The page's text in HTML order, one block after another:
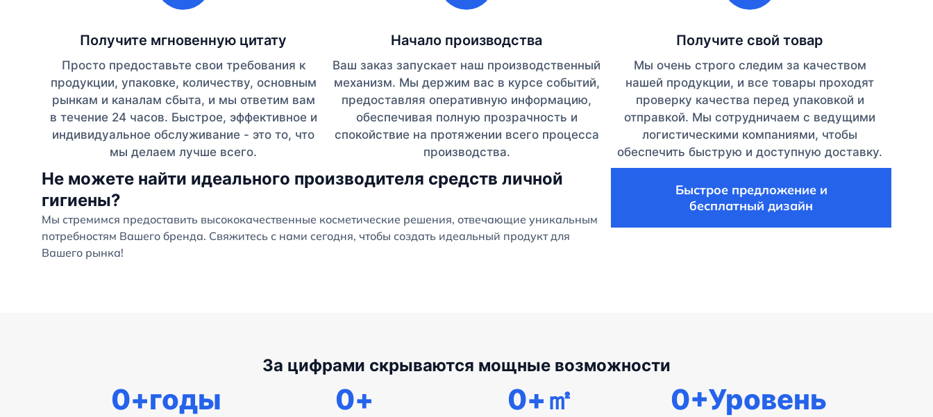
Получите мгновенную цитату
Просто предоставьте свои требования к
продукции, упаковке, количеству, основным
рынкам и каналам сбыта, и мы ответим вам
в течение 24 часов. Быстрое, эффективное и
индивидуальное обслуживание - это то, что
мы делаем лучше всего.
Начало производства
Ваш заказ запускает наш производственный
механизм. Мы держим вас в курсе событий,
предоставляя оперативную информацию,
обеспечивая полную прозрачность и
спокойствие на протяжении всего процесса
производства.
Получите свой товар
Мы очень строго следим за качеством
нашей продукции, и все товары проходят
проверку качества перед упаковкой и
отправкой. Мы сотрудничаем с ведущими
логистическими компаниями, чтобы
обеспечить быструю и доступную доставку.
Не можете найти идеального производителя средств личной
гигиены?
Мы стремимся предоставить высококачественные косметические решения, отвечающие уникальным
потребностям Вашего бренда. Свяжитесь с нами сегодня, чтобы создать идеальный продукт для
Вашего рынка!
Быстрое предложение и
бесплатный дизайн
За цифрами скрываются мощные возможности
0+годы 0+ 0+㎡ 0+Уровень